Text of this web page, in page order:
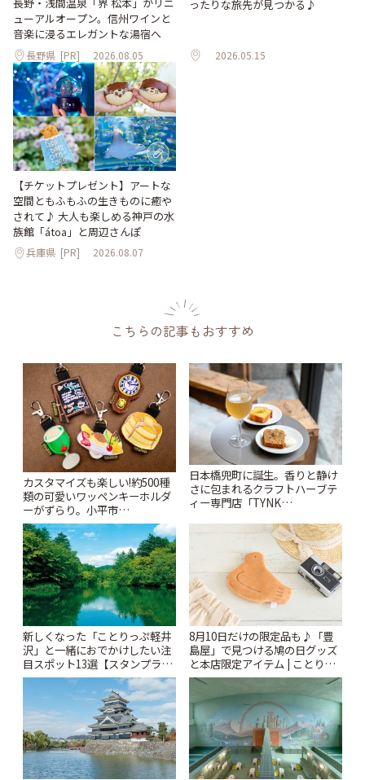
長野・浅間温泉「界 松本」がリニ
ューアルオープン。信州ワインと
音楽に浸るエレガントな湯宿へ
長野県 [PR] 2026.08.05
ったりな旅先が見つかる♪
2026.05.15
【チケットプレゼント】アートな
空間ともふもふの生きものに癒や
されて♪ 大人も楽しめる神戸の水
族館「átoa」と周辺さんぽ
兵庫県 [PR] 2026.08.07
こちらの記事もおすすめ
カスタマイズも楽しい!約500種
類の可愛いワッペンキーホルダ
ーがずらり。小平市
「Kimamaya T&K」 | ことりっ
ぷ
日本橋兜町に誕生。香りと静け
さに包まれるクラフトハーブテ
ィー専門店「TYNK
新しくなった「ことりっぷ軽井
沢」と一緒におでかけしたい注
目スポット13選【スタンプラリ
ー開催中】 | ことりっぷ
8月10日だけの限定品も♪「豊
島屋」で見つける鳩の日グッズ
と本店限定アイテム | ことりっ
ぷ